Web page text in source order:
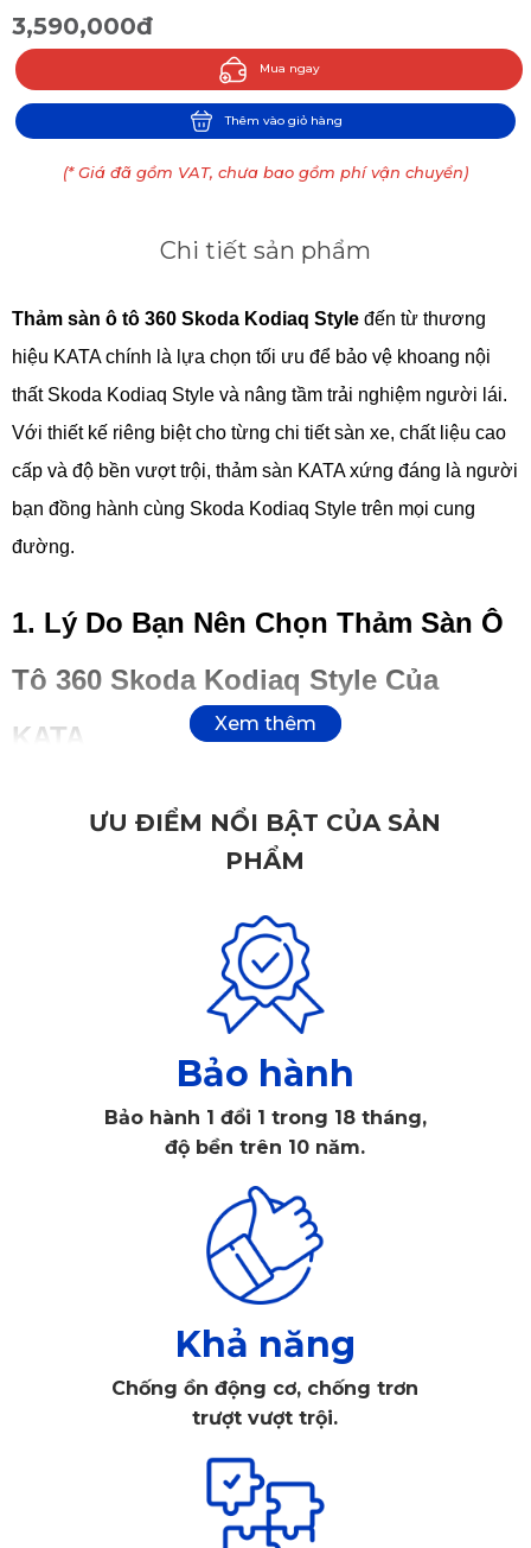
3,590,000đ
Mua ngay
Thêm vào giỏ hàng
(* Giá đã gồm VAT, chưa bao gồm phí vận chuyển)
Chi tiết sản phẩm
Thảm sàn ô tô 360 Skoda Kodiaq Style đến từ thương
hiệu KATA chính là lựa chọn tối ưu để bảo vệ khoang nội
thất Skoda Kodiaq Style và nâng tầm trải nghiệm người lái.
Với thiết kế riêng biệt cho từng chi tiết sàn xe, chất liệu cao
cấp và độ bền vượt trội, thảm sàn KATA xứng đáng là người
bạn đồng hành cùng Skoda Kodiaq Style trên mọi cung
đường.
1. Lý Do Bạn Nên Chọn Thảm Sàn Ô
Tô 360 Skoda Kodiaq Style Của
KATA
Trên thị trường hiện nay, các loại thảm sàn da 360
KATA đang rất được ưa chuộng, là giải pháp tối ưu được
Dưới đây là những lý do giải thích tại sao thảm sàn ô tô 360
Skoda Kodiaq Style của KATA được yêu thích:
1.1. Thiết kế chính xác từng đường nét theo
Thảm sàn KATA được đo đạc bằng công nghệ cao, đảm
bảo độ chính xác gần như tuyệt đối với từng phiên bản của
Skoda Kodiaq Style. Từ khu vực để chân đến sàn sau, mọi
chi tiết đều vừa khít, không thừa không thiếu.
ƯU ĐIỂM NỔI BẬT CỦA SẢN
PHẨM
Bảo hành
Bảo hành 1 đổi 1 trong 18 tháng,
độ bền trên 10 năm.
Khả năng
Chống ồn động cơ, chống trơn
trượt vượt trội.